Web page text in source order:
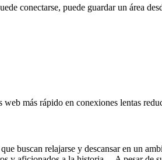
conectarse, puede guardar un área
más rápido en conexiones lentas
buscan relajarse y descansar en un